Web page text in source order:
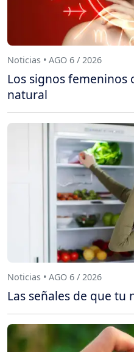
Noticias • AGO 6 / 2026
Los signos femeninos
natural
Noticias • AGO 6 / 2026
Las señales de que tu